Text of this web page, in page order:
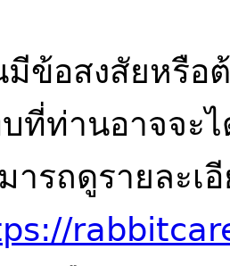
ข้อสงสัยหรือ
ที่ท่านอาจจะ
ารถดูรายละเ